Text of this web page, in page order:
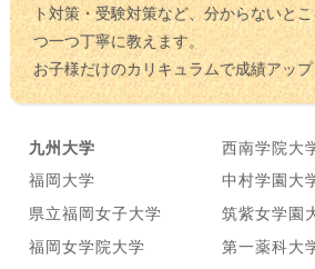
ト対策・受験対策など、分からないと
つ一つ丁寧に教えます。
お子様だけのカリキュラムで成績アップ
九州大学
西南学院大
福岡大学
中村学園大
県立福岡女子大学
筑紫女学園
福岡女学院大学
第一薬科大